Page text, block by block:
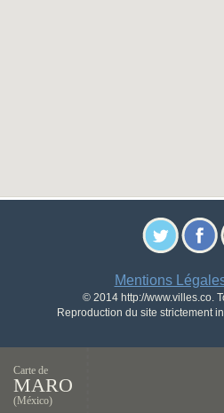
Mentions
© 2014 http://www.villes.co.
Reproduction du site strictement
Carte de
MARO
(México)